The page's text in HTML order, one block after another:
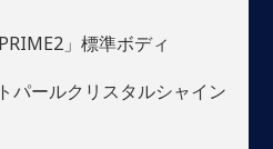
」標準ボディ
パールクリスタルシャイン